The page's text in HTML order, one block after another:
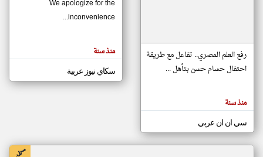
مصادر الأخبار من موريتانيا
اخبار موريتانيا على مدار الساعة
أهم اخبار موريتانيا العاجلة والمباشرة
المقالات
الموجوده
هنا عن
رفع العلم المصري.. تفاعل مع طريقة
احتفال حسام حسن بتأهل ...
منذ سنة
سي ان ان عربي
We apologize for the
inconvenience...
منذ سنة
سكاي نيوز عربية
klyoum.com